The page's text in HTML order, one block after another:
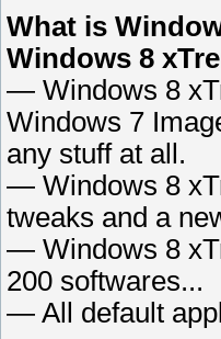
What is
Windows 8
— Windows 8
Windows 7
any stuff at all.
— Windows 8
tweaks and a
— Windows 8
200 softwares...
— All default